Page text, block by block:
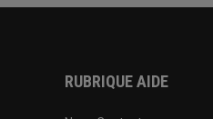
RUBRIQUE AIDE